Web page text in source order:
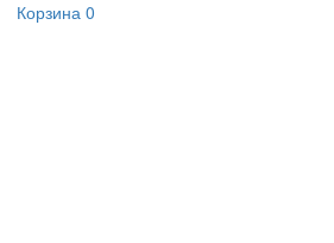
Корзина 0